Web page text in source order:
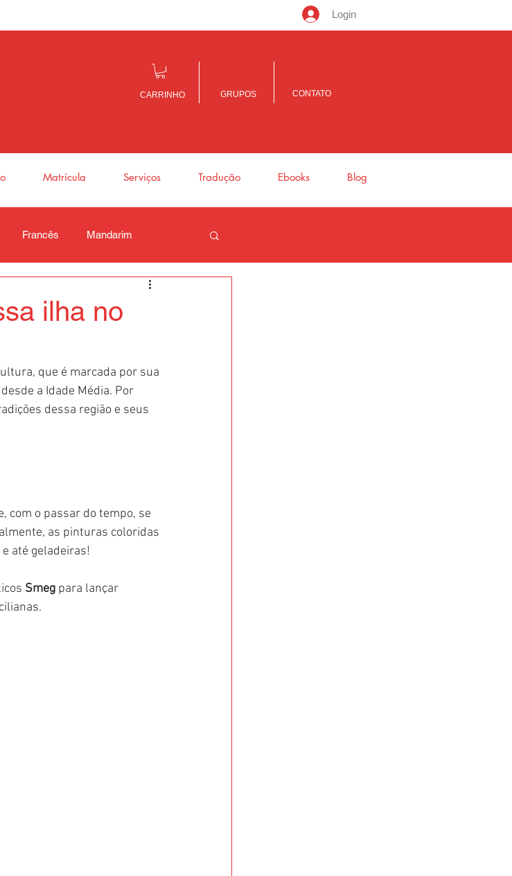
Login
CARRINHO GRUPOS CONTATO
Matrícula Serviços Tradução Ebooks Blog
Francês Mandarim
ilha no
que é marcada por sua
a Idade Média. Por
dessa região e seus
com o passar do tempo, se
as pinturas coloridas
até geladeiras!
Smeg para lançar